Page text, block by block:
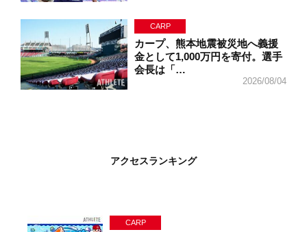
CARP
カープ、熊本地震被災地へ義援
金として1,000万円を寄付。選手
会長は「…
2026/08/04
アクセスランキング
CARP